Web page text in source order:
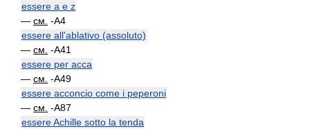
essere a e z
— см. -A4
essere all'ablativo (assoluto)
— см. -A41
essere per acca
— см. -A49
essere acconcio come i peperoni
— см. -A87
essere Achille sotto la tenda